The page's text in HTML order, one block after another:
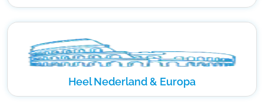
Heel Nederland & Europa